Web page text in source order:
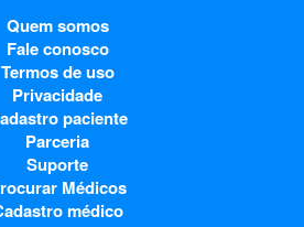
Quem somos
Fale conosco
Termos de uso
Privacidade
paciente
Parceria
Suporte
Médicos
médico